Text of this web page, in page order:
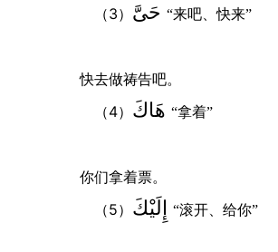
（3） حَىَّ “来吧、快来”
快去做祷告吧。
（4） هَاكَ “拿着”
你们拿着票。
（5） إِلَيْكَ “滚开、给你”